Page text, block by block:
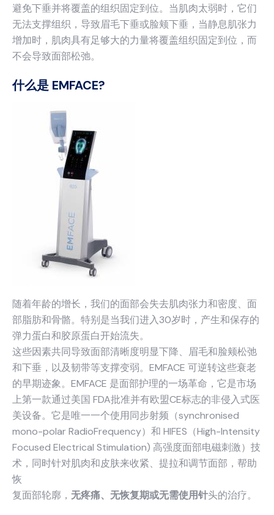
避免下垂并将覆盖的组织固定到位。当肌肉太弱时，它们
无法支撑组织，导致眉毛下垂或脸颊下垂，当静息肌张力
增加时，肌肉具有足够大的力量将覆盖组织固定到位，而
不会导致面部松弛。
什么是 EMFACE?
随着年龄的增长，我们的面部会失去肌肉张力和密度、面
部脂肪和骨骼。特别是当我们进入30岁时，产生和保存的
弹力蛋白和胶原蛋白开始流失。
这些因素共同导致面部清晰度明显下降、眉毛和脸颊松弛
和下垂，以及韧带等支撑变弱。EMFACE 可逆转这些衰老
的早期迹象。EMFACE 是面部护理的一场革命，它是市场
上第一款通过美国 FDA批准并有欧盟CE标志的非侵入式医
美设备。它是唯一一个使用同步射频（synchronised
mono-polar RadioFrequency）和 HIFES（High-Intensity
Focused Electrical Stimulation) 高强度面部电磁刺激）技
术，同时针对肌肉和皮肤来收紧、提拉和调节面部，帮助
恢
复面部轮廓， 无疼痛、无恢复期或无需使用针头的治疗。